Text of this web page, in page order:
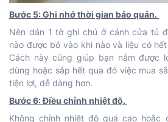
Bước 5: Ghi nhớ thời gian bảo quản.
Nên dán 1 tờ ghi chú ở cánh cửa tủ
nào được bỏ vào khi nào và liệu có
Cách này cũng giúp bạn nắm được
dùng hoặc sắp hết qua đó việc mua
tiện lợi, dễ dàng hơn.
Bước 6: Điều chỉnh nhiệt độ.
Không chỉnh nhiệt độ quá cao